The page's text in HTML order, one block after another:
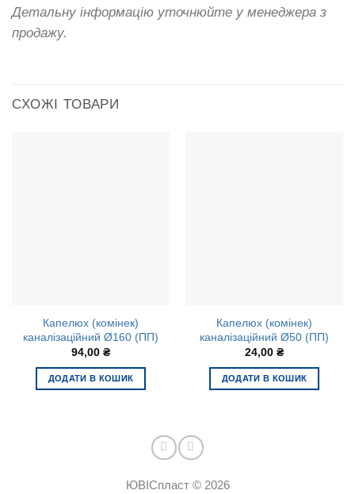
Детальну інформацію уточнюйте у менеджера з
продажу.
СХОЖІ ТОВАРИ
Капелюх (комінек)
каналізаційний Ø160 (ПП)
94,00 ₴
ДОДАТИ В КОШИК
Капелюх (комінек)
каналізаційний Ø50 (ПП)
24,00 ₴
ДОДАТИ В КОШИК
ЮВІСпласт © 2026